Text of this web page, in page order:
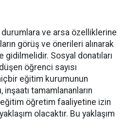
ve arsa özelliklerine
görüş ve önerileri alınarak
Sosyal donatıları
öğrenci sayısı
eğitim kurumunun
inşaatı tamamlananların
öğretim faaliyetine izin
olacaktır. Bu yaklaşım